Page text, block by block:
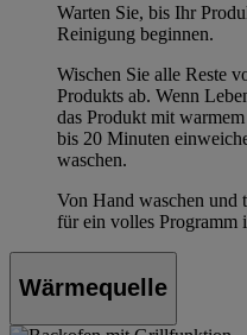
Warten Sie, bis Ihr
Reinigung beginnen.
Wischen Sie alle Reste
Produkts ab. Wenn
das Produkt mit
bis 20 Minuten
waschen.
Von Hand waschen und
für ein volles Programm
Wärmequelle